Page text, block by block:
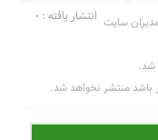
انتشار یافته : 0 سایت
شد.
باشد منتشر نخواهد شد.